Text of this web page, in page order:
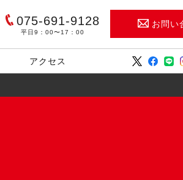
075-691-9128
平日9：00〜17：00
お問い
アクセス